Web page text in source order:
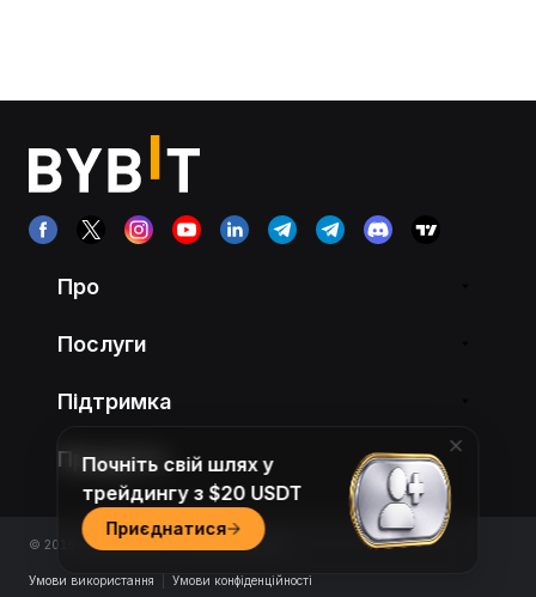
Про
Послуги
Підтримка
Продукти
© 2018-2026 Bybit.com. All rights reserved.
Умови використання Умови конфіденційності
Почніть свій шлях у
трейдингу з $20 USDT
Приєднатися